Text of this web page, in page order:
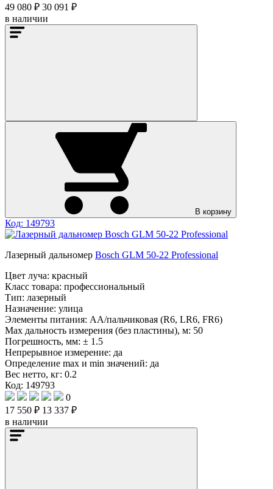
49 080 ₽ 30 091 ₽
в наличии
В корзину
Код: 149793
Лазерный дальномер Bosch GLM 50-22 Professional
Цвет луча: красный
Класс товара: профессиональный
Тип: лазерный
Назначение: улица
Элементы питания: AA/пальчиковая (R6, LR6, FR6)
Max дальность измерения (без пластины), м: 50
Погрешность, мм: ± 1.5
Непрерывное измерение: да
Определение mах и min значений: да
Вес нетто, кг: 0.2
Код: 149793
0
17 550 ₽ 13 337 ₽
в наличии